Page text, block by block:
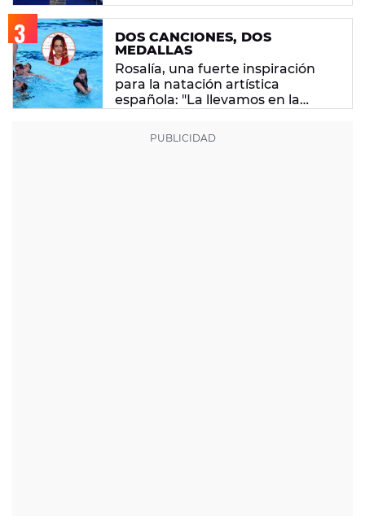
DOS CANCIONES, DOS
MEDALLAS
Rosalía, una fuerte inspiración
para la natación artística
española: "La llevamos en la